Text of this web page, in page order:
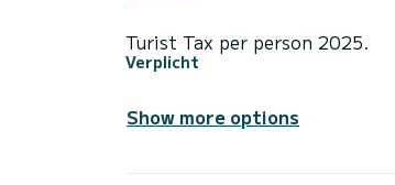
Turist Tax per person 2025.
Verplicht
Show more options